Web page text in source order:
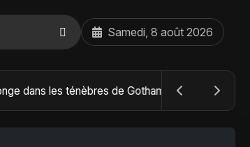
Samedi, 8 août 2026
The Batman : Part II – Robert Pattinson replonge dans les ténèbres de Gotham dès octobre 2027